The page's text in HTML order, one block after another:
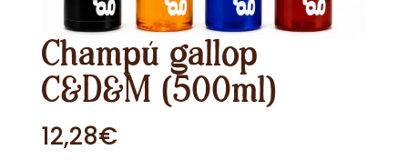
Champú gallop
C&D&M (500ml)
12,28€